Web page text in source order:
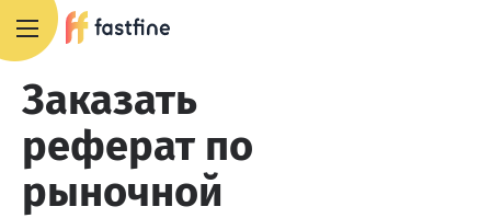
Заказать
реферат по
рыночной